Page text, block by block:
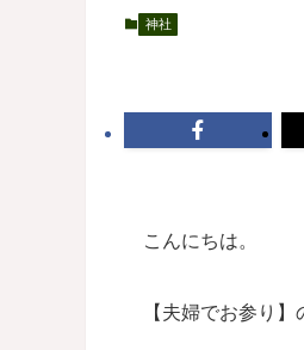
神社
こんにちは。
【夫婦でお参り】